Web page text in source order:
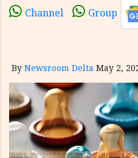
Channel Group
By Newsroom Delta May 2,